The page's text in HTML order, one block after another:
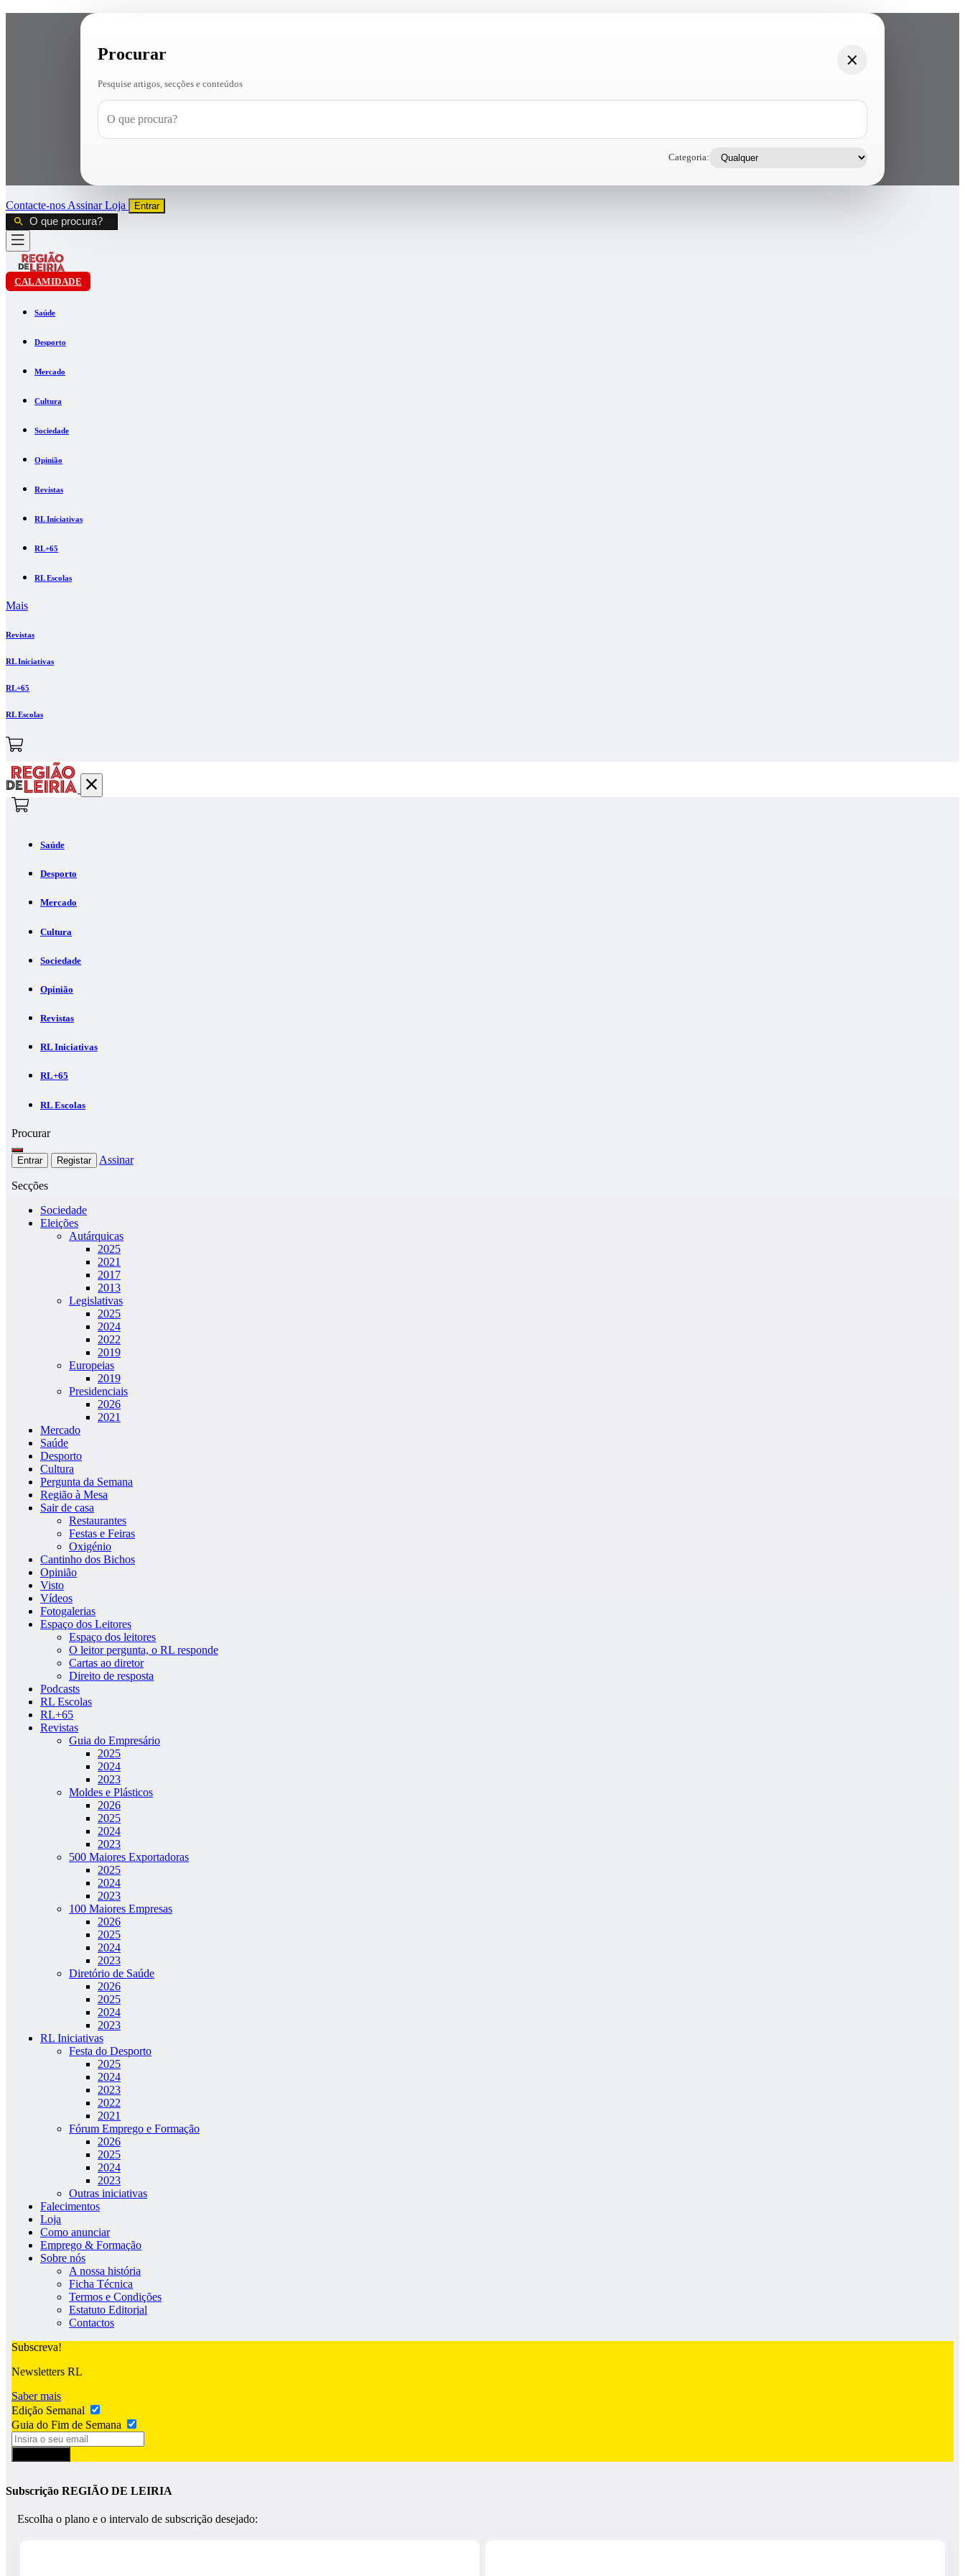
Procurar
Pesquise artigos, secções e conteúdos
Categoria:
Contacte-nos AssinarLoja Entrar
CALAMIDADE
Saúde
Desporto
Mercado
Cultura
Sociedade
Opinião
Revistas
RL Iniciativas
RL+65
RL Escolas
Mais
Revistas
RL Iniciativas
RL+65
RL Escolas
Saúde
Desporto
Mercado
Cultura
Sociedade
Opinião
Revistas
RL Iniciativas
RL+65
RL Escolas
Procurar
Entrar Registar Assinar
Secções
Sociedade
Eleições
Autárquicas
2025
2021
2017
2013
Legislativas
2025
2024
2022
2019
Europeias
2019
Presidenciais
2026
2021
Mercado
Saúde
Desporto
Cultura
Pergunta da Semana
Região à Mesa
Sair de casa
Restaurantes
Festas e Feiras
Oxigénio
Cantinho dos Bichos
Opinião
Visto
Vídeos
Fotogalerias
Espaço dos Leitores
Espaço dos leitores
O leitor pergunta, o RL responde
Cartas ao diretor
Direito de resposta
Podcasts
RL Escolas
RL+65
Revistas
Guia do Empresário
2025
2024
2023
Moldes e Plásticos
2026
2025
2024
2023
500 Maiores Exportadoras
2025
2024
2023
100 Maiores Empresas
2026
2025
2024
2023
Diretório de Saúde
2026
2025
2024
2023
RL Iniciativas
Festa do Desporto
2025
2024
2023
2022
2021
Fórum Emprego e Formação
2026
2025
2024
2023
Outras iniciativas
Falecimentos
Loja
Como anunciar
Emprego & Formação
Sobre nós
A nossa história
Ficha Técnica
Termos e Condições
Estatuto Editorial
Contactos
Subscreva!
Newsletters RL
Saber mais
Edição Semanal
Guia do Fim de Semana
Subscrição REGIÃO DE LEIRIA
Escolha o plano e o intervalo de subscrição desejado: